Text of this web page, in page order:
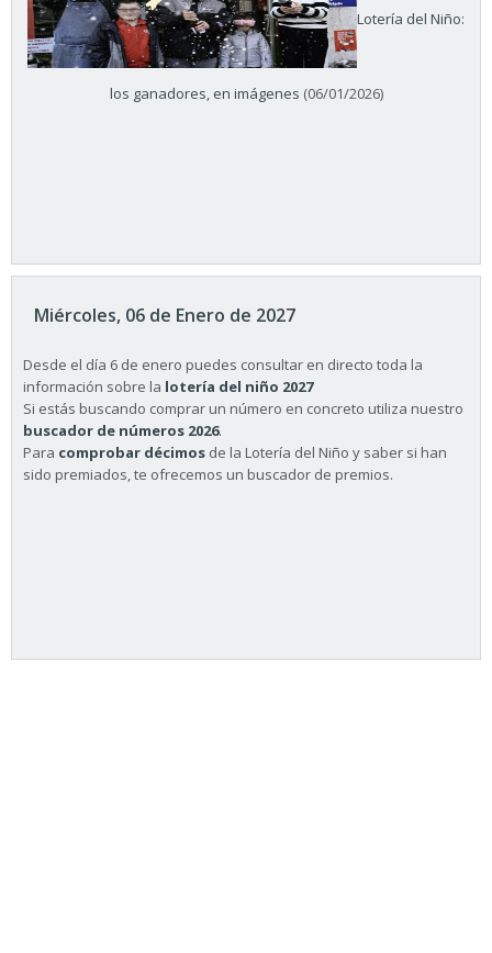
Lotería del Niño:
los ganadores, en imágenes (06/01/2026)
Miércoles, 06 de Enero de 2027
Desde el día 6 de enero puedes consultar en directo toda la
información sobre la lotería del niño 2027
Si estás buscando comprar un número en concreto utiliza nuestro
buscador de números 2026.
Para comprobar décimos de la Lotería del Niño y saber si han
sido premiados, te ofrecemos un buscador de premios.